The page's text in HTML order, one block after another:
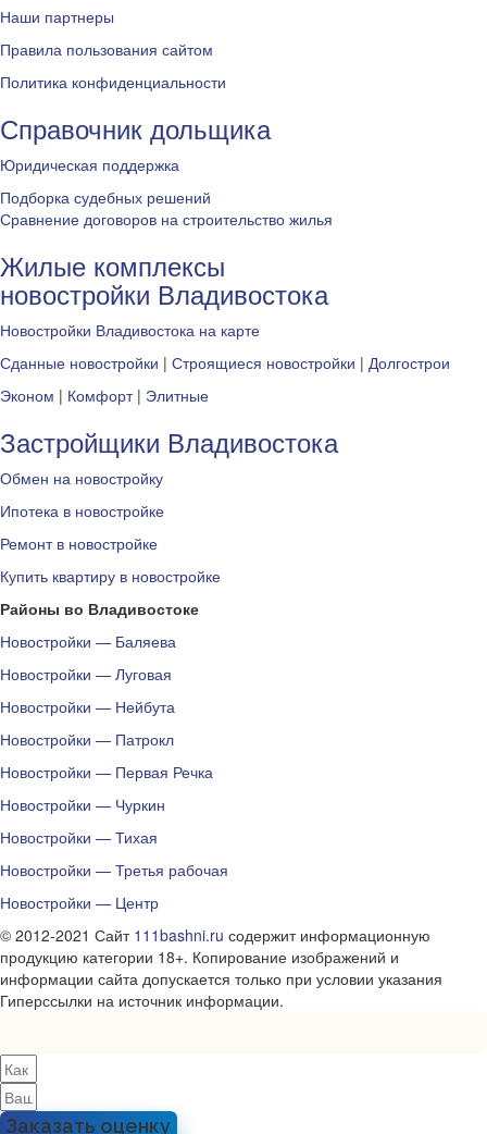
Наши партнеры
Правила пользования сайтом
Политика конфиденциальности
Справочник дольщика
Юридическая поддержка
Подборка судебных решений
Сравнение договоров на строительство жилья
Жилые комплексы
новостройки Владивостока
Новостройки Владивостока на карте
Сданные новостройки | Строящиеся новостройки | Долгострои
Эконом | Комфорт| Элитные
Застройщики Владивостока
Обмен на новостройку
Ипотека в новостройке
Ремонт в новостройке
Купить квартиру в новостройке
Районы во Владивостоке
Новостройки — Баляева
Новостройки — Луговая
Новостройки — Нейбута
Новостройки — Патрокл
Новостройки — Первая Речка
Новостройки — Чуркин
Новостройки — Тихая
Новостройки — Третья рабочая
Новостройки — Центр
© 2012-2021 Сайт 111bashni.ru содержит информационную
продукцию категории 18+. Копирование изображений и
информации сайта допускается только при условии указания
Гиперссылки на источник информации.
Заказать оценку